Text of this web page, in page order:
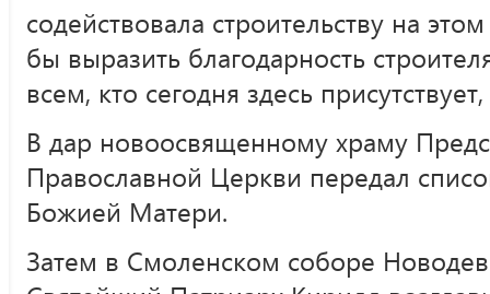
содействовала строительству на
бы выразить благодарность
всем, кто сегодня здесь
В дар новоосвященному храму
Православной Церкви передал
Божией Матери.
Затем в Смоленском соборе